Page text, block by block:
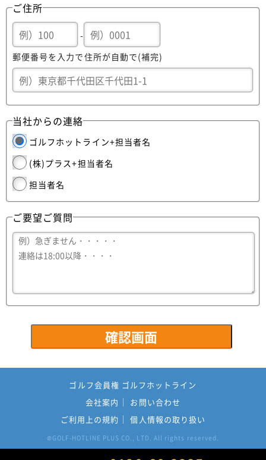
ご住所
-
郵便番号を入力で住所が自動で(補完)
当社からの連絡
ゴルフホットライン+担当者名
(株)プラス+担当者名
担当者名
ご要望ご質問
ゴルフ会員権 ゴルフホットライン
会社案内
お問い合わせ
ご利用上の規約
個人情報の取り扱い
© GOLF-HOTLINE PLUS CO., LTD. All rights reserved.